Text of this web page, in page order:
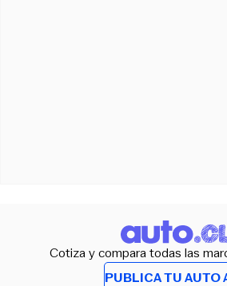
Cotiza y compara todas las
PUBLICA TU AUTO